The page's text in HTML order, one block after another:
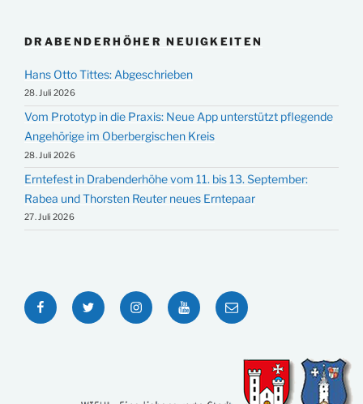
DRABENDERHÖHER NEUIGKEITEN
Hans Otto Tittes: Abgeschrieben
28. Juli 2026
Vom Prototyp in die Praxis: Neue App unterstützt pflegende
Angehörige im Oberbergischen Kreis
28. Juli 2026
Erntefest in Drabenderhöhe vom 11. bis 13. September:
Rabea und Thorsten Reuter neues Erntepaar
27. Juli 2026
FacebookTwitter InstagramYouTubeE-
Mail